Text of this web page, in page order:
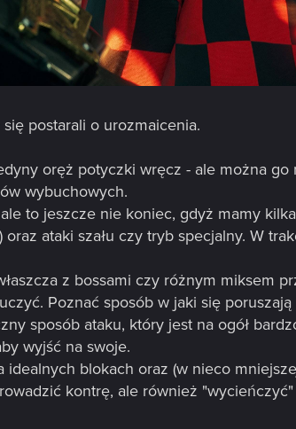
postarali o urozmaicenia.
oręż potyczki wręcz - ale można
wybuchowych.
to jeszcze nie koniec, gdyż mamy
ataki szału czy tryb specjalny. W
z bossami czy różnym miksem
Poznać sposób w jaki się
sposób ataku, który jest na ogół
wyjść na swoje.
idealnych blokach oraz (w nieco
kontrę, ale również